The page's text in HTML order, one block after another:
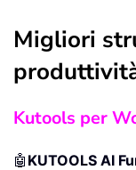
Migliori
Kutools per
🤖 KUTOOLS AI